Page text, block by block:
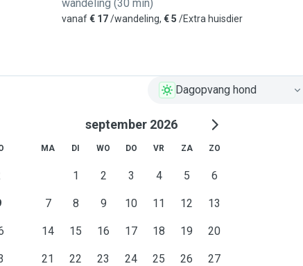
wandeling (30 min)
vanaf€ 17/wandeling, € 5 /Extra huisdier
Dagopvang hond
september 2026
MA DI WO DO VR ZA ZO
1 2 3 4 5 6
7 8 9 10 11 12 13
14 15 16 17 18 19 20
21 22 23 24 25 26 27